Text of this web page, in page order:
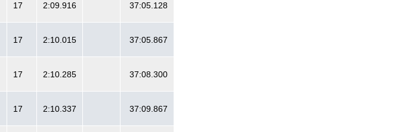
17 2:09.916 37:05.128
17 2:10.015 37:05.867
17 2:10.285 37:08.300
17 2:10.337 37:09.867